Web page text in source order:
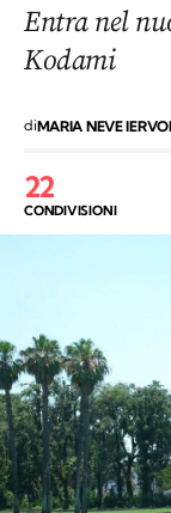
Entra nel
Kodami
diMARIA NEVE
22
CONDIVISIONI